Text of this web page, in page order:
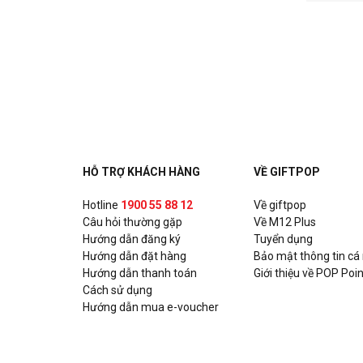
HỖ TRỢ KHÁCH HÀNG
Hotline 1900 55 88 12
Câu hỏi thường gặp
Hướng dẫn đăng ký
Hướng dẫn đặt hàng
Hướng dẫn thanh toán
Cách sử dụng
Hướng dẫn mua e-voucher
VỀ GIFTPOP
Về giftpop
Về M12 Plus
Tuyển dụng
Bảo mật thông tin cá
Giới thiệu về POP